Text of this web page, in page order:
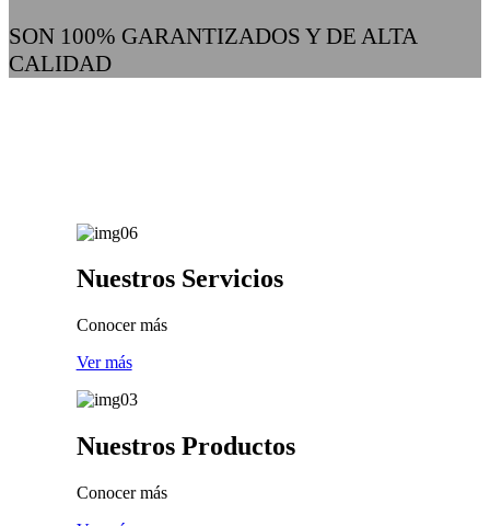
SON 100% GARANTIZADOS Y DE ALTA
CALIDAD
Nuestros Servicios
Conocer más
Ver más
Nuestros Productos
Conocer más